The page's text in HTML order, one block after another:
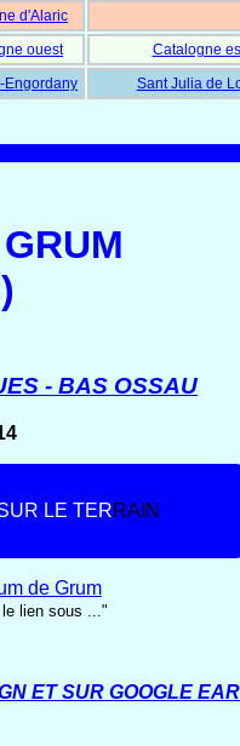
d'Alaric
ouest
Catalogne
Engordany Sant Julia de
- BAS OSSAU
UR LE TERRA N
de Grum
lien sous ..."
ET SUR GOOGLE